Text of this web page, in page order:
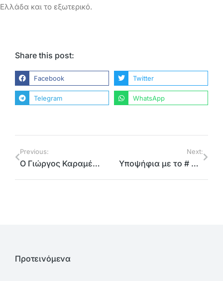
Ελλάδα και το εξωτερικό.
Share this post:
Facebook Twitter
Telegram WhatsApp
Previous:
O Γιώργος Καραμέρος στο Νέο Μαρούσι. Παρέδωσε το πρόγραμμα του συνδυασμού # Ενωμένο Μαρούσι στο προεδρείο του Πολιτιστικού Περιβαλλοντικού Συλλόγου Νέου Αμαρουσίου
Next:
Υποψήφια με το # Ενωμένο Μαρούσι και τον Γιώργο Καραμέρο η Μαρία Καράμπελα
Προτεινόμενα